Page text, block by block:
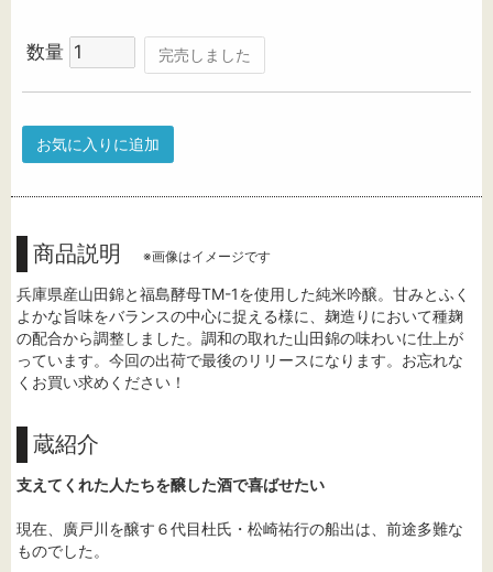
数量 完売しました
お気に入りに追加
商品説明 ※画像はイメージです
兵庫県産山田錦と福島酵母TM-1を使用した純米吟醸。甘みとふく
よかな旨味をバランスの中心に捉える様に、麹造りにおいて種麹
の配合から調整しました。調和の取れた山田錦の味わいに仕上が
っています。今回の出荷で最後のリリースになります。お忘れな
くお買い求めください！
蔵紹介
支えてくれた人たちを醸した酒で喜ばせたい
現在、廣戸川を醸す６代目杜氏・松崎祐行の船出は、前途多難な
ものでした。